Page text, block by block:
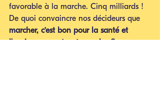
favorable à la marche. Cinq milliards !
De quoi convaincre nos décideurs que
marcher, c’est bon pour la santé et
l'environnement… et pour les finances